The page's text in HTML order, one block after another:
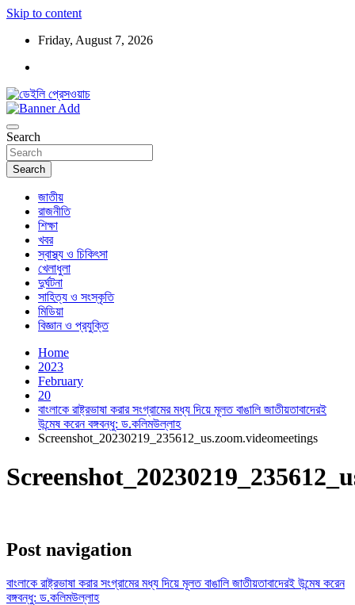
Skip to content
Friday, August 7, 2026
ডেইলি প্রেসওয়াচ
Search
Search
জাতীয়
রাজনীতি
শিক্ষা
খবর
স্বাস্থ্য ও চিকিৎসা
খেলাধুলা
দুর্ঘটনা
সাহিত্য ও সংস্কৃতি
মিডিয়া
বিজ্ঞান ও প্রযুক্তি
Home
2023
February
20
বাংলাকে রাষ্ট্রভাষা করার সংগ্রামের মধ্য দিয়ে মূলত বাঙালি জাতীয়তাবাদেরই
উন্মেষ করেন বঙ্গবন্ধু: ড.কলিমউল্লাহ
Screenshot_20230219_235612_us.zoom.videomeetings
Post navigation
বাংলাকে রাষ্ট্রভাষা করার সংগ্রামের মধ্য দিয়ে মূলত বাঙালি জাতীয়তাবাদেরই উন্মেষ করেন
বঙ্গবন্ধু: ড.কলিমউল্লাহ